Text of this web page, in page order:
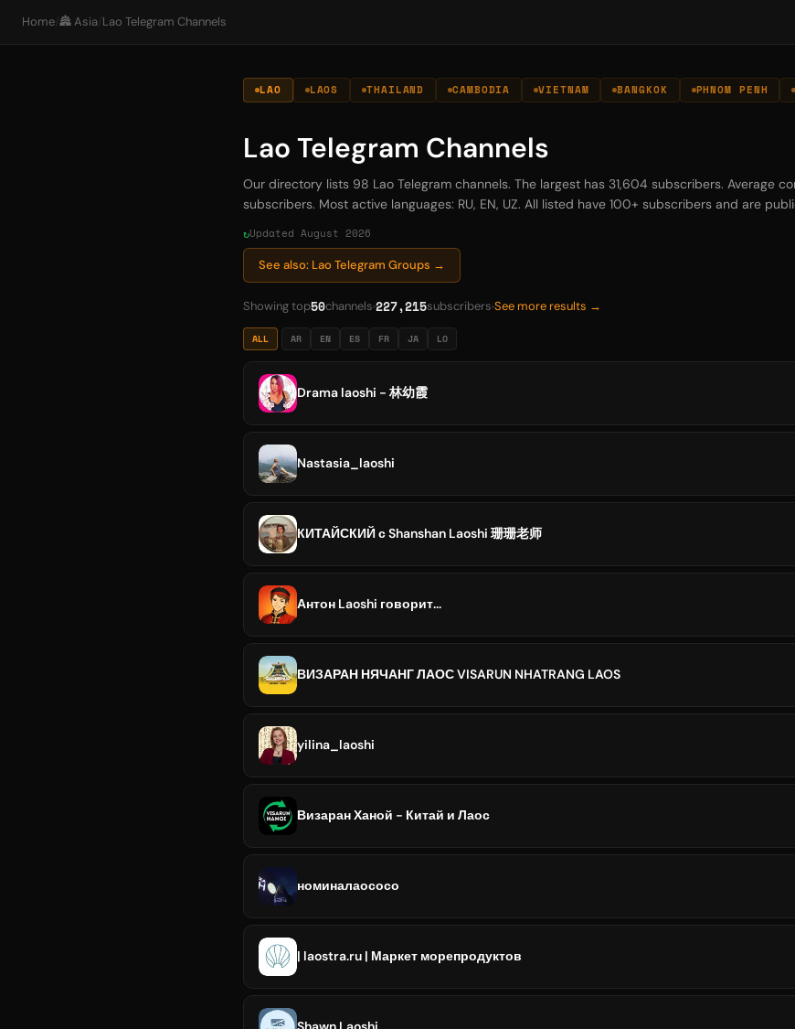
Home/🏯 Asia/ Lao Telegram Channels
LAO LAOS THAILAND CAMBODIA VIETNAM BANGKOK PHNOM PENH
Lao Telegram Channels
Our directory lists 98 Lao Telegram channels. The largest has 31,604 subscribers. Average
subscribers. Most active languages: RU, EN, UZ. All listed have 100+ subscribers and are
Updated August 2026
See also: Lao Telegram Groups →
Showing top50channels 227,215subscribers See more results →
ALL AR EN ES FR JA LO
Drama laoshi - 林幼霞
Nastasia_laoshi
КИТАЙСКИЙ с Shanshan Laoshi 珊珊老师
Антон Laoshi говорит...
ВИЗАРАН НЯЧАНГ ЛАОС VISARUN NHATRANG LAOS
yilina_laoshi
Визаран Ханой - Китай и Лаос
номиналаососо
| laostra.ru | Маркет морепродуктов